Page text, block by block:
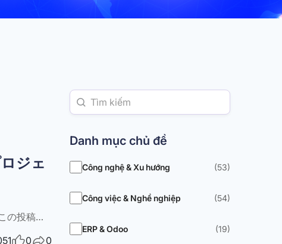
ジェ
の投稿
0 0
Danh mục chủ đề
Công nghệ & Xu hướng (53)
Công việc & Nghề nghiệp (54)
ERP & Odoo (19)